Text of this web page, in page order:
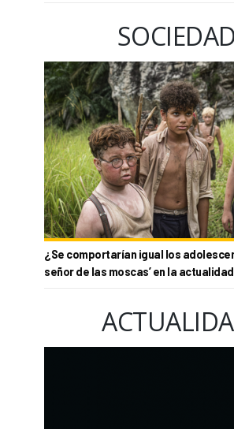
SOCIEDAD
¿Se comportarían igual los
señor de las moscas’ en la